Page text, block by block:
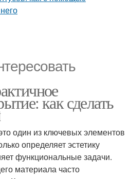
как сделать
один из ключевых элементов
определяет эстетику
функциональные задачи.
материала часто